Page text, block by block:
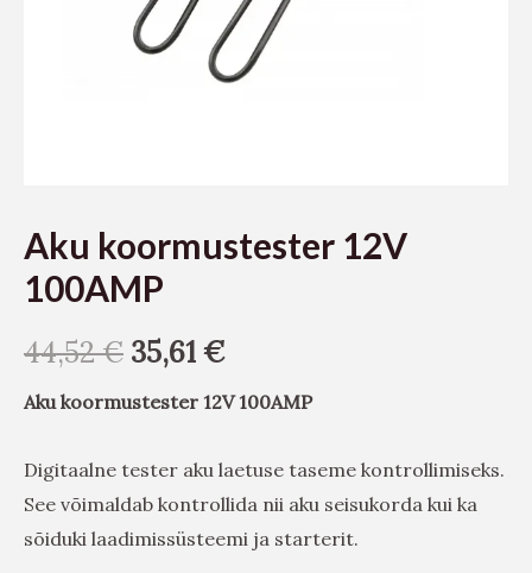
Aku koormustester 12V
100AMP
44,52€ 35,61€
Aku koormustester 12V 100AMP
Digitaalne tester aku laetuse taseme kontrollimiseks.
See võimaldab kontrollida nii aku seisukorda kui ka
sõiduki laadimissüsteemi ja starterit.